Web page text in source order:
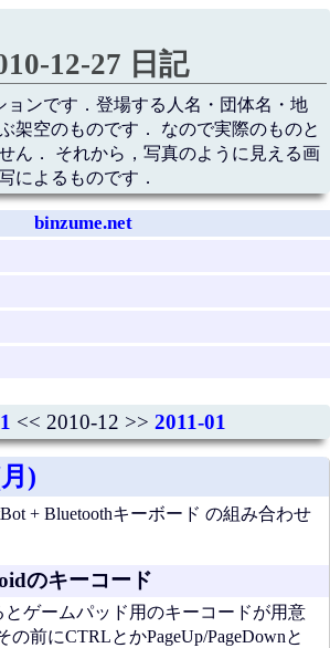
12-27 日記
ョンです．登場する人名・団体名・地
架空のものです． なので実際のものと
ん． それから，写真のように見える画
によるものです．
binzume.net
<< 2010-12 >> 2011-01
)
+ Bluetoothキーボード の組み合わせ
のキーコード
ゲームパッド用のキーコードが用意
の前にCTRLとかPageUp/PageDownと